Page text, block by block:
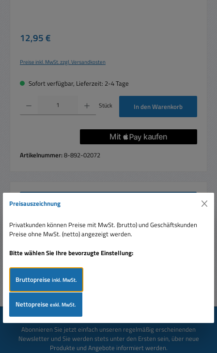
Regulärer Preis:
12,95 €
Preise inkl. MwSt. zzgl. Versandkosten
Sofort verfügbar, Lieferzeit: 2-4 Tage
Produkt Anzahl: Gib den gewünschten Wert ein oder benutze die Schaltflächen um
Stück In den Warenkorb
Artikelnummer:8-892-02072
Beschreibung
Vorrat reicht !Mehr
Newsletter
Abonnieren Sie jetzt einfach unseren regelmäßig erscheinenden
Newsletter und Sie werden stets unter den Ersten sein, über neue
Produkte und Angebote informiert werden.
Preisauszeichnung
Privatkunden können Preise mit MwSt. (brutto) und Geschäftskunden
Preise ohne MwSt. (netto) angezeigt werden.
Bitte wählen Sie Ihre bevorzugte Einstellung:
Bruttopreiseinkl. MwSt.
Nettopreiseexkl. MwSt.